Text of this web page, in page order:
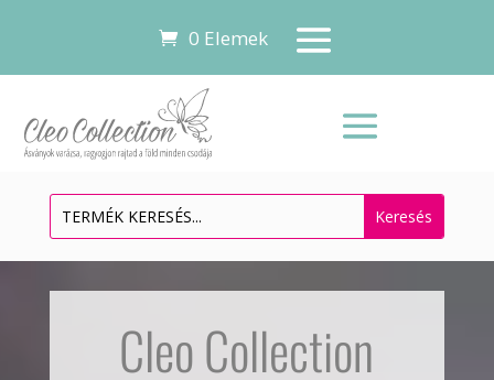
0 Elemek
Cleo Collection